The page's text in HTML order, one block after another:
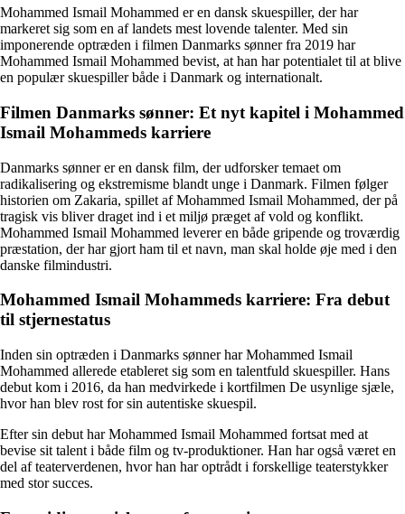
Mohammed Ismail Mohammed er en dansk skuespiller, der har
markeret sig som en af landets mest lovende talenter. Med sin
imponerende optræden i filmen Danmarks sønner fra 2019 har
Mohammed Ismail Mohammed bevist, at han har potentialet til at blive
en populær skuespiller både i Danmark og internationalt.
Filmen Danmarks sønner: Et nyt kapitel i Mohammed
Ismail Mohammeds karriere
Danmarks sønner er en dansk film, der udforsker temaet om
radikalisering og ekstremisme blandt unge i Danmark. Filmen følger
historien om Zakaria, spillet af Mohammed Ismail Mohammed, der på
tragisk vis bliver draget ind i et miljø præget af vold og konflikt.
Mohammed Ismail Mohammed leverer en både gripende og troværdig
præstation, der har gjort ham til et navn, man skal holde øje med i den
danske filmindustri.
Mohammed Ismail Mohammeds karriere: Fra debut
til stjernestatus
Inden sin optræden i Danmarks sønner har Mohammed Ismail
Mohammed allerede etableret sig som en talentfuld skuespiller. Hans
debut kom i 2016, da han medvirkede i kortfilmen De usynlige sjæle,
hvor han blev rost for sin autentiske skuespil.
Efter sin debut har Mohammed Ismail Mohammed fortsat med at
bevise sit talent i både film og tv-produktioner. Han har også været en
del af teaterverdenen, hvor han har optrådt i forskellige teaterstykker
med stor succes.